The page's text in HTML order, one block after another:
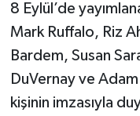
8 Eylül’de
Mark Ruffalo, Riz
Bardem, Susan
DuVernay ve
kişinin imzasıyla